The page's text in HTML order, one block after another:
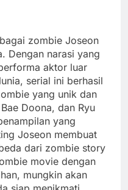
zombie Joseon
Dengan narasi yang
aktor luar
serial ini berhasil
yang unik dan
Doona, dan Ryu
yang
Joseon membuat
dari zombie story
movie dengan
mungkin akan